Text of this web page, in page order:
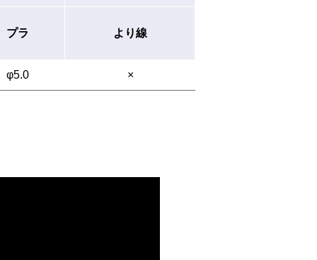
プラ より線
φ5.0 ×